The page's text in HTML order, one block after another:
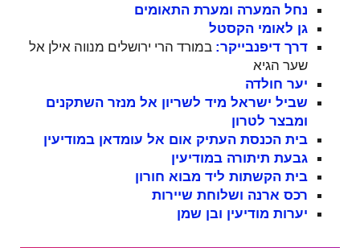
נחל המערה ומערת התאומים
גן לאומי הקסטל
דרך דיפנבייקר: במורד הרי ירושלים מנווה אילן אל
שער הגיא
יער חולדה
שביל ישראל מיד לשריון אל מנזר השתקנים
ומבצר לטרון
בית הכנסת העתיק אום אל עומדאן במודיעין
גבעת תיתורה במודיעין
בית הקשתות ליד מבוא חורון
רכס ארנה ושלוחת שיירות
יערות מודיעין ובן שמן